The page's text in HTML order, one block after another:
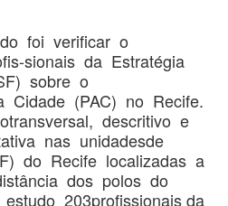
foi verificar o
sionais da Estratégia
sobre o
Cidade (PAC) no Recife.
descritivo e
nas unidadesde
do Recife localizadas a
dos polos do
203profissionais da